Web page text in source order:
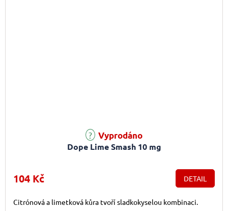
Dope Lime Smash 10 mg
Vyprodáno
104 Kč DETAIL
Citrónová a limetková kůra tvoří sladkokyselou kombinaci.